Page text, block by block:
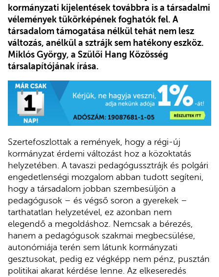
kormányzati kijelentések továbbra is a társadalmi
vélemények tükörképének foghatók fel. A
társadalom támogatása nélkül tehát nem lesz
változás, anélkül a sztrájk sem hatékony eszköz.
Miklós György, a Szülői Hang Közösség
társalapítójának írása.
Szertefoszlottak a remények, hogy a régi-új
kormányzat érdemi változást hoz a közoktatás
helyzetében. A tavaszi pedagógussztrájk és polgári
engedetlenségi mozgalom abban tudott segíteni,
hogy a társadalom jobban szembesüljön a
pedagógusok – és végső soron a gyerekek –
tarthatatlan helyzetével, ez azonban nem
elegendő a megoldáshoz. Nemcsak a bérezés,
hanem a pedagógusok szakmai megbecsülése,
autonómiája terén sem látunk kormányzati
gesztusokat, pedig ez végképp nem pénz, pusztán
politikai akarat kérdése lenne. Az elkeseredés